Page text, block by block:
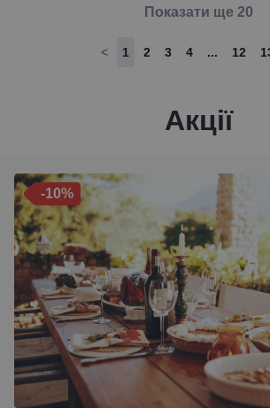
Показати ще 20
< 1 2 3 4 ... 12
Акції
-10%